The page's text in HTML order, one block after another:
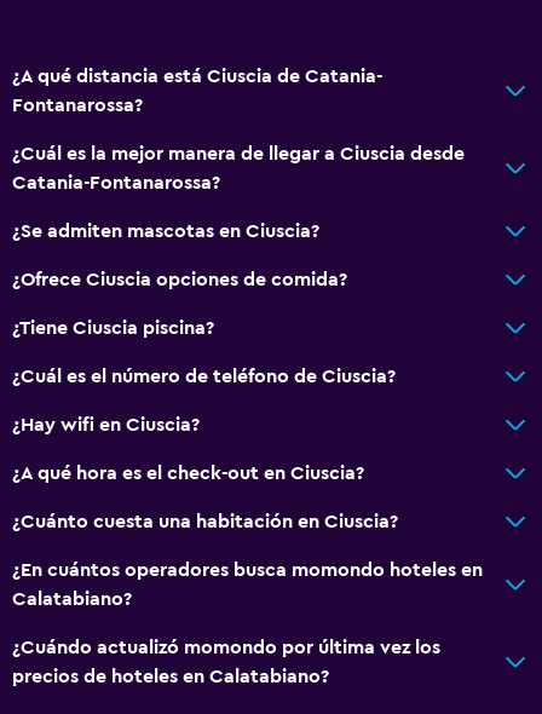
General
Vista a una calle tranquila
Habitaciones familiares
Zona de estar
Vista al jardín
Vista al patio interior
Vista a la montaña
Piso de mosaico/mármol
Espacio de almacenamiento
Accesibilidad y adecuación
Mascotas permitidas bajo consulta (pueden aplicar cargos
extra)
Ducha adaptada para silla de ruedas
Silla para ducha
¿A qué distancia está Ciuscia de Catania-
Fontanarossa?
¿Cuál es la mejor manera de llegar a Ciuscia desde
Catania-Fontanarossa?
¿Se admiten mascotas en Ciuscia?
¿Ofrece Ciuscia opciones de comida?
¿Tiene Ciuscia piscina?
¿Cuál es el número de teléfono de Ciuscia?
¿Hay wifi en Ciuscia?
¿A qué hora es el check-out en Ciuscia?
¿Cuánto cuesta una habitación en Ciuscia?
¿En cuántos operadores busca momondo hoteles en
Calatabiano?
¿Cuándo actualizó momondo por última vez los
precios de hoteles en Calatabiano?